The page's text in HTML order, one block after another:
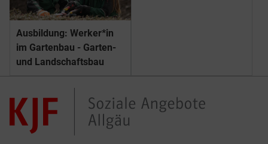
Ausbildung: Werker*in
im Gartenbau - Garten-
und Landschaftsbau